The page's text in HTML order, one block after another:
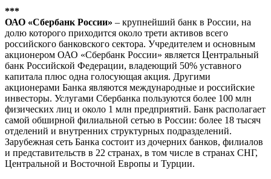
***
ОАО «Сбербанк России» – крупнейший банк в России, на
долю которого приходится около трети активов всего
российского банковского сектора. Учредителем и основным
акционером ОАО «Сбербанк России» является Центральный
банк Российской Федерации, владеющий 50% уставного
капитала плюс одна голосующая акция. Другими
акционерами Банка являются международные и российские
инвесторы. Услугами Сбербанка пользуются более 100 млн
физических лиц и около 1 млн предприятий. Банк располагает
самой обширной филиальной сетью в России: более 18 тысяч
отделений и внутренних структурных подразделений.
Зарубежная сеть Банка состоит из дочерних банков, филиалов
и представительств в 22 странах, в том числе в странах СНГ,
Центральной и Восточной Европы и Турции.